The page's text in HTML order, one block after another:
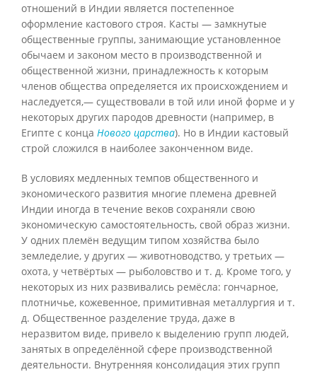
отношений в Индии является постепенное
оформление кастового строя. Касты — замкнутые
общественные группы, занимающие установленное
обычаем и законом место в производственной и
общественной жизни, принадлежность к которым
членов общества определяется их происхождением и
наследуется,— существовали в той или иной форме и у
некоторых других пародов древности (например, в
Египте с конца Нового царства). Но в Индии кастовый
строй сложился в наиболее законченном виде.
В условиях медленных темпов общественного и
экономического развития многие племена древней
Индии иногда в течение веков сохраняли свою
экономическую самостоятельность, свой образ жизни.
У одних племён ведущим типом хозяйства было
земледелие, у других — животноводство, у третьих —
охота, у четвёртых — рыболовство и т. д. Кроме того, у
некоторых из них развивались ремёсла: гончарное,
плотничье, кожевенное, примитивная металлургия и т.
д. Общественное разделение труда, даже в
неразвитом виде, привело к выделению групп людей,
занятых в определённой сфере производственной
деятельности. Внутренняя консолидация этих групп